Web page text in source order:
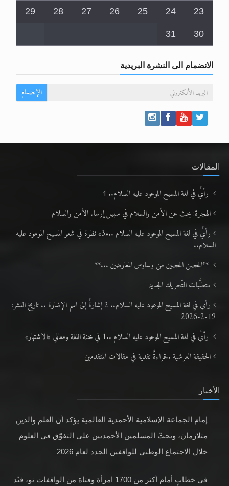
23
24
25
26
27
28
29
30
31
الانضمام الى النشرة البريدية
الإنضمام
المقالات
رأيٌ في لغة المسيح الموعود عليه السلام.. 4
الهجرة: بحث عن الأمن والسلام في سبيل إرساء الأمن والسلام
رأيٌ في لغة المسيح الموعود عليه السلام ..«3» نظرة في شعر المسيح الموعود عليه
السلام..
**الحصن الحصين من وساوس المعارضين ...**
متطلَّبات التّحريك الجديد
رأي في لغة المسيح الموعود عليه السلام.. 2 إشارةٌ إلى اسم الإشارة .. تاريخ النشر:
19-2-2026
رأيٌ في لغة المسيح الموعود عليه السلام ..1 في محنة اللغة ومعاني «الاشتهار»
الحقيقة العرشية ..قراءةٌ نقدية في مقالات المتقدمين
الأخبار
إمام الجماعة الإسلامية الأحمدية العالمية يؤكد أن العلم والدين
متلازمان، ويحثّ المسلمين الأحمديين على التفوّق في العلوم
خلال الاجتماع الوطني للواقفين الجدد لعام 2026
في خطابٍ أمام أكثر من 1700 امرأة وفتاة من الواقفات نو، فنّد